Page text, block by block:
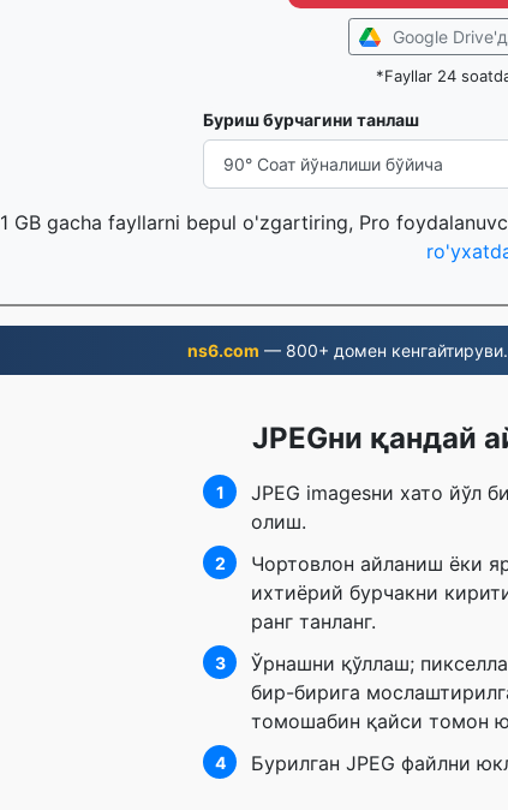
Google
*Fayllar 24
Буриш бурчагини танлаш
1 GB gacha fayllarni bepul o'zgartiring, Pro
ns6.com — 800+ домен кенгайтируви.
JPEGни қандай
1
JPEG imagesни хато йўл
олиш.
2
Чортовлон айланиш ёки
ихтиёрий бурчакни
ранг танланг.
3
Ўрнашни қўллаш;
бир-бирига
томошабин қайси томон
4 Бурилган JPEG файлни